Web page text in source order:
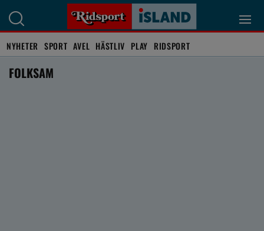
NYHETER SPORT AVEL HÄSTLIV PLAY RIDSPORT
FOLKSAM